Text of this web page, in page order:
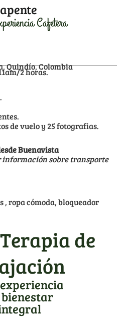
Cafetera
Quindío, Colombia
2 horas.
de vuelo y 25 fotografias.
Buenavista
información sobre transporte
, ropa cómoda, bloqueador
de
bienestar